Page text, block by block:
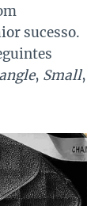
sucesso.
, Small,